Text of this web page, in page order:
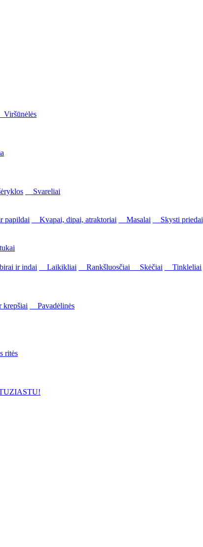
Viršūnėlės
Svareliai
papildai Kvapai, dipai, atraktoriai Masalai
Skysti priedai
ir indai Laikikliai Rankšluosčiai Skėčiai
Tinkleliai
Pavadėlinės
ritės